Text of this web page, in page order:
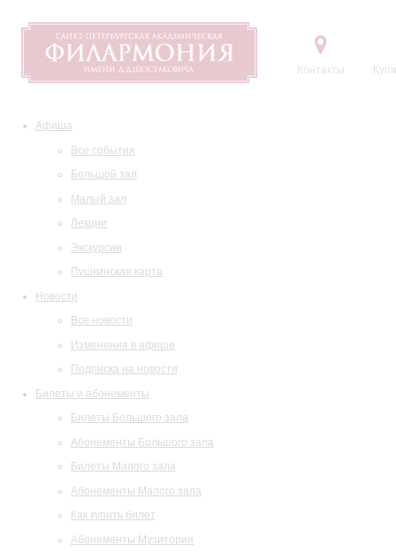
Контакты
Афиша
Все события
Большой зал
Малый зал
Лекции
Экскурсии
Пушкинская карта
Новости
Все новости
Изменения в афише
Подписка на новости
Билеты и абонементы
Билеты Большого зала
Абонементы Большого зала
Билеты Малого зала
Абонементы Малого зала
Как купить билет
Абонементы Музитория